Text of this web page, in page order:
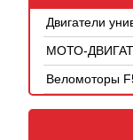
Двигатели
МОТО-
Веломоторы